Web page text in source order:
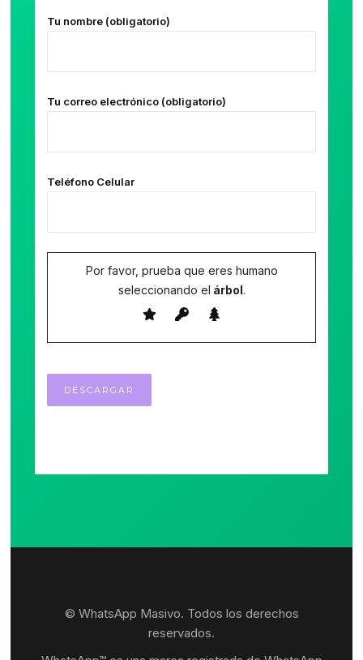
Tu nombre (obligatorio)
Tu correo electrónico (obligatorio)
Teléfono Celular
Por favor, prueba que eres humano
seleccionando el árbol.
© WhatsApp Masivo. Todos los derechos
reservados.